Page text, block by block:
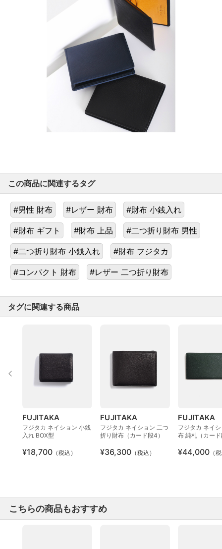
この商品に関連するタグ
#男性 財布 #レザー 財布 #財布 小銭入れ
#財布 ギフト #財布 上品 #二つ折り財布 男性
#二つ折り財布 小銭入れ #財布 フジタカ
#コンパクト 財布 #レザー 二つ折り財布
タグに関連する商品
FUJITAKA
フジタカ ネイション 小銭
入れ BOX型
¥18,700 （税込）
FUJITAKA
フジタカ ネイション 二つ
折り財布（カード段4）
¥36,300 （税込）
FUJITAKA
フジタカ ネイ
布 純札（カー
¥44,000 （
こちらの商品もおすすめ